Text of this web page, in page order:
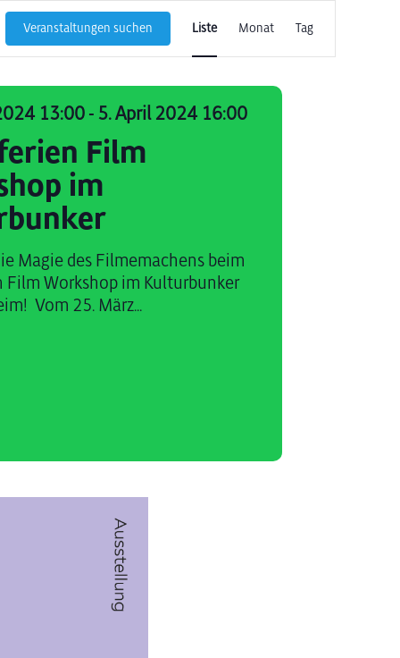
Veranstaltungen suchen
Ansichten-
Navigation
Liste Monat Tag
13:00 - 5. April 2024 16:00
Film
im
Magie des Filmemachens beim
Film Workshop im Kulturbunker
Vom 25. März...